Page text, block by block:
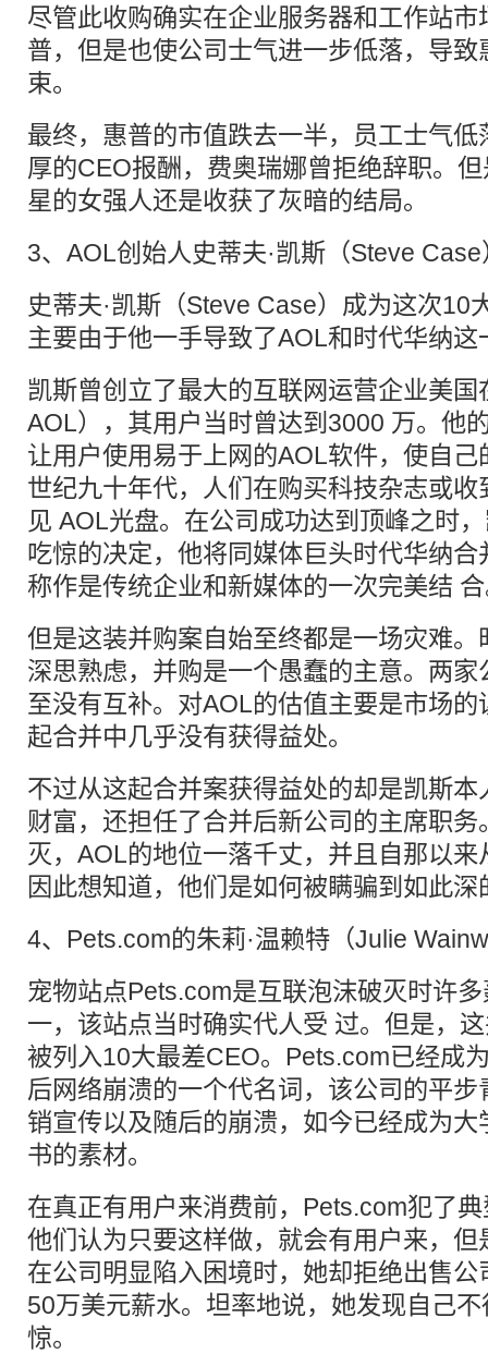
尽管此收购确实在企业服务器和工作站市
普，但是也使公司士气进一步低落，导
束。
最终，惠普的市值跌去一半，员工士气
厚的CEO报酬，费奥瑞娜曾拒绝辞职。
星的女强人还是收获了灰暗的结局。
3、AOL创始人史蒂夫·凯斯（Steve Case
史蒂夫·凯斯（Steve Case）成为这次10
主要由于他一手导致了AOL和时代华纳
凯斯曾创立了最大的互联网运营企业美国
AOL），其用户当时曾达到3000 万。他
让用户使用易于上网的AOL软件，使自
世纪九十年代，人们在购买科技杂志或
见 AOL光盘。在公司成功达到顶峰之时
吃惊的决定，他将同媒体巨头时代华纳
称作是传统企业和新媒体的一次完美结
但是这装并购案自始至终都是一场灾难
深思熟虑，并购是一个愚蠢的主意。两
至没有互补。对AOL的估值主要是市场
起合并中几乎没有获得益处。
不过从这起合并案获得益处的却是凯斯
财富，还担任了合并后新公司的主席职
灭，AOL的地位一落千丈，并且自那以
因此想知道，他们是如何被瞒骗到如此深
4、Pets.com的朱莉·温赖特（Julie
宠物站点Pets.com是互联泡沫破灭时许
一，该站点当时确实代人受 过。但是，
被列入10大最差CEO。Pets.com已经成
后网络崩溃的一个代名词，该公司的平
销宣传以及随后的崩溃，如今已经成为
书的素材。
在真正有用户来消费前，Pets.com犯了
他们认为只要这样做，就会有用户来，
在公司明显陷入困境时，她却拒绝出售
50万美元薪水。坦率地说，她发现自己
惊。